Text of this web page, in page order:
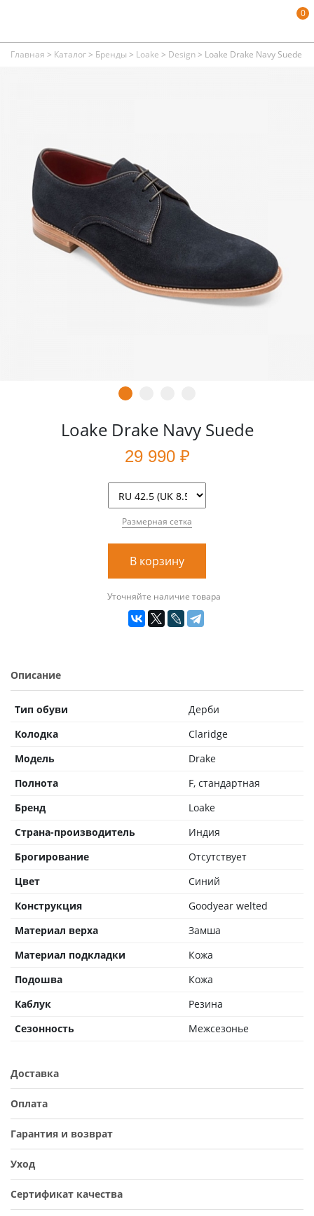
0
Главная > Каталог> Бренды > Loake > Design> Loake Drake Navy Suede
Loake Drake Navy Suede
29 990 ₽
Размерная сетка
В корзину
Уточняйте наличие товара
Описание
Тип обуви
Дерби
Колодка
Claridge
Модель
Drake
Полнота
F, стандартная
Бренд
Loake
Страна-производитель
Индия
Брогирование
Отсутствует
Цвет
Синий
Конструкция
Goodyear welted
Материал верха
Замша
Материал подкладки
Кожа
Подошва
Кожа
Каблук
Резина
Сезонность
Межсезонье
Доставка
Оплата
Гарантия и возврат
Уход
Сертификат качества